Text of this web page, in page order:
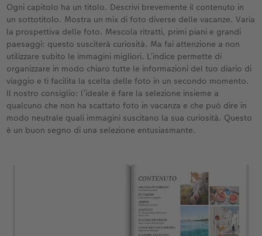
Ogni capitolo ha un titolo. Descrivi brevemente il contenuto in
un sottotitolo. Mostra un mix di foto diverse delle vacanze. Varia
la prospettiva delle foto. Mescola ritratti, primi piani e grandi
paesaggi: questo susciterà curiosità. Ma fai attenzione a non
utilizzare subito le immagini migliori. L’indice permette di
organizzare in modo chiaro tutte le informazioni del tuo diario di
viaggio e ti facilita la scelta delle foto in un secondo momento.
Il nostro consiglio: l’ideale è fare la selezione insieme a
qualcuno che non ha scattato foto in vacanza e che può dire in
modo neutrale quali immagini suscitano la sua curiosità. Questo
è un buon segno di una selezione entusiasmante.